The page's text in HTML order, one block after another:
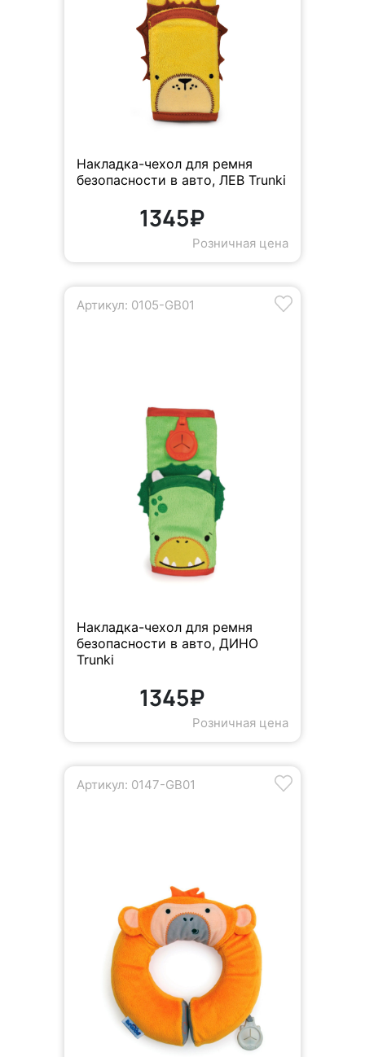
Накладка-чехол для ремня
безопасности в авто, ЛЕВ Trunki
1345₽
Розничная цена
Артикул: 0105-GB01
Накладка-чехол для ремня
безопасности в авто, ДИНО
Trunki
1345₽
Розничная цена
Артикул: 0147-GB01